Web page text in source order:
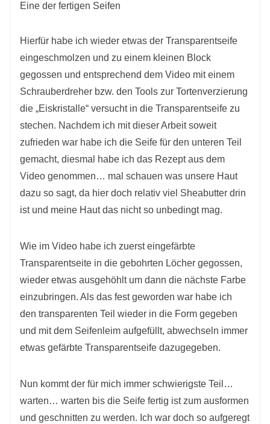
Eine der fertigen Seifen
Hierfür habe ich wieder etwas der Transparentseife
eingeschmolzen und zu einem kleinen Block
gegossen und entsprechend dem Video mit einem
Schrauberdreher bzw. den Tools zur Tortenverzierung
die „Eiskristalle“ versucht in die Transparentseife zu
stechen. Nachdem ich mit dieser Arbeit soweit
zufrieden war habe ich die Seife für den unteren Teil
gemacht, diesmal habe ich das Rezept aus dem
Video genommen… mal schauen was unsere Haut
dazu so sagt, da hier doch relativ viel Sheabutter drin
ist und meine Haut das nicht so unbedingt mag.
Wie im Video habe ich zuerst eingefärbte
Transparentseite in die gebohrten Löcher gegossen,
wieder etwas ausgehöhlt um dann die nächste Farbe
einzubringen. Als das fest geworden war habe ich
den transparenten Teil wieder in die Form gegeben
und mit dem Seifenleim aufgefüllt, abwechseln immer
etwas gefärbte Transparentseife dazugegeben.
Nun kommt der für mich immer schwierigste Teil…
warten… warten bis die Seife fertig ist zum ausformen
und geschnitten zu werden. Ich war doch so aufgeregt